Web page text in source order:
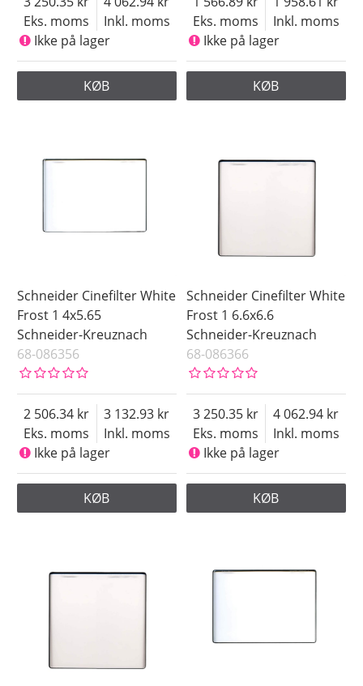
Eks. moms
Inkl. moms
Ikke på lager
KØB
Eks. moms
Inkl. moms
Ikke på lager
KØB
Schneider Cinefilter White
Frost 1 4x5.65
Schneider-Kreuznach
68-086356
Eks. moms
2 506.34
Inkl. moms
3 132.93
Ikke på lager
KØB
Schneider Cinefilter White
Frost 1 6.6x6.6
Schneider-Kreuznach
68-086366
Eks. moms
3 250.35
Inkl. moms
4 062.94
Ikke på lager
KØB